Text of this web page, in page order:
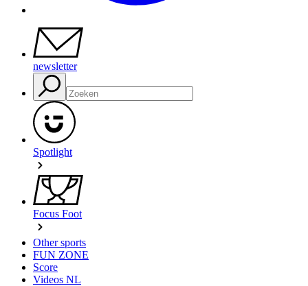
newsletter
Spotlight
Focus Foot
Other sports
FUN ZONE
Score
Videos NL